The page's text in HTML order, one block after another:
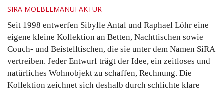
SIRA MOEBELMANUFAKTUR
Seit 1998 entwerfen Sibylle Antal und Raphael Löhr eine
eigene kleine Kollektion an Betten, Nachttischen sowie
Couch- und Beistelltischen, die sie unter dem Namen SiRA
vertreiben. Jeder Entwurf trägt der Idee, ein zeitloses und
natürliches Wohnobjekt zu schaffen, Rechnung. Die
Kollektion zeichnet sich deshalb durch schlichte klare